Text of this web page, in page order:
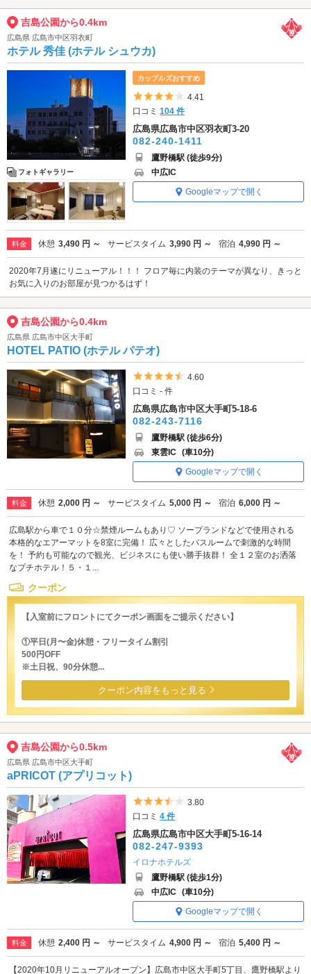
吉島公園から0.4km
広島県 広島市中区羽衣町
ホテル 秀佳 (ホテル シュウカ)
フォトギャラリー
カップルズおすすめ
5つ星のうち4
4.41
口コミ104 件
広島県広島市中区羽衣町3-20
082-240-1411
鷹野橋駅 (徒歩9分)
中広IC
Googleマップで開く
料金 休憩 3,490 円 ～ サービスタイム 3,990 円 ～ 宿泊 4,990 円 ～
2020年7月遂にリニューアル！！！ フロア毎に内装のテーマが異なり、きっと
お気に入りのお部屋が見つかるはず！
吉島公園から0.4km
広島県 広島市中区大手町
HOTEL PATIO (ホテル パテオ)
5つ星のうち4.5
4.60
口コミ - 件
広島県広島市中区大手町5-18-6
082-243-7116
鷹野橋駅 (徒歩6分)
東雲IC (車10分)
Googleマップで開く
料金 休憩 2,000 円 ～ サービスタイム 5,000 円 ～ 宿泊 6,000 円 ～
広島駅から車で１０分☆禁煙ルームもあり♡ ソープランドなどで使用される
本格的なエアーマットを8室に完備！ 広々としたバスルームで刺激的な時間
を！ 予約も可能なので観光、ビジネスにも使い勝手抜群！ 全１２室のお洒落
なプチホテル！５・１...
クーポン
【入室前にフロントにてクーポン画面をご提示ください】
①平日(月〜金)休憩・フリータイム割引
500円OFF
※土日祝、90分休憩...
クーポン内容をもっと見る
吉島公園から0.5km
広島県 広島市中区大手町
aPRICOT (アプリコット)
5つ星のうち3.5
3.80
口コミ4 件
広島県広島市中区大手町5-16-14
082-247-9393
イロナホテルズ
鷹野橋駅 (徒歩1分)
中広IC (車10分)
Googleマップで開く
料金 休憩 2,400 円 ～ サービスタイム 4,900 円 ～ 宿泊 5,400 円 ～
【2020年10月リニューアルオープン】広島市中区大手町5丁目、鷹野橋駅より